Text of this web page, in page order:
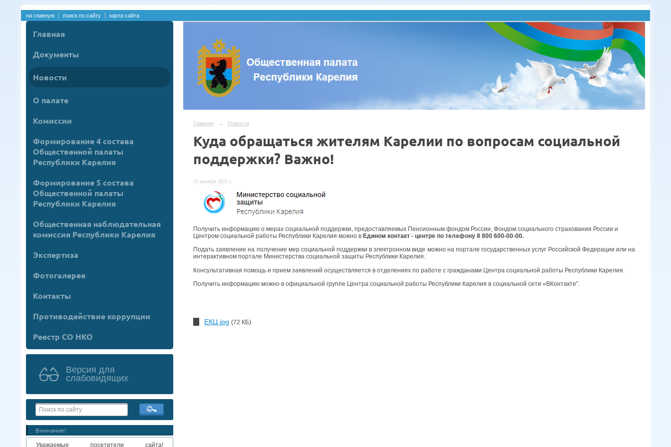
на главную поиск по сайту карта сайта
Главная
Документы
Новости
О палате
Комиссии
Формирование 4 состава
Общественной палаты
Республики Карелия
Формирование 5 состава
Общественной палаты
Республики Карелия
Общественная наблюдательная
комиссия Республики Карелия
Экспертиза
Фотогалерея
Контакты
Противодействие коррупции
Реестр СО НКО
Версия для
слабовидящих
Внимание!
Уважаемые посетители сайта!
Главная → Новости
Куда обращаться жителям Карелии по вопросам социальной
поддержки? Важно!
15 декабря 2022 г.
Получить информацию о мерах социальной поддержки, предоставляемых Пенсионным фондом России, Фондом социального страхования России и
Центром социальной работы Республики Карелия можно в Едином контакт - центре по телефону 8 800 600-00-00.
Подать заявление на получение мер социальной поддержки в электронном виде можно на портале государственных услуг Российской Федерации или на
интерактивном портале Министерства социальной защиты Республики Карелия.
Консультативная помощь и прием заявлений осуществляется в отделениях по работе с гражданами Центра социальной работы Республики Карелия.
Получить информацию можно в официальной группе Центра социальной работы Республики Карелия в социальной сети «ВКонтакте".
ЕКЦ.jpg (72 КБ)